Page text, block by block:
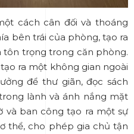
cách cân đối và thoáng
bên trái của phòng, tạo ra
trọng trong căn phòng.
ra một không gian ngoài
để thư giãn, đọc sách
lành và ánh nắng mặt
và ban công tạo ra một sự
thể, cho phép gia chủ tận